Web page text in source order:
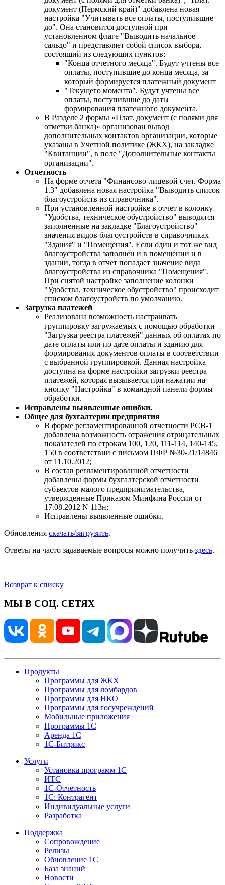
документ (Пермский край)" добавлена новая
настройка "Учитывать все оплаты, поступившие
до". Она становится доступной при
установленном флаге "Выводить начальное
сальдо" и представляет собой список выбора,
состоящий из следующих пунктов:
"Конца отчетного месяца". Будут учтены все
оплаты, поступившие до конца месяца, за
который формируется платежный документ
"Текущего момента". Будут учтены все
оплаты, поступившие до даты
формирования платежного документа.
В Разделе 2 формы «Плат. документ (с полями для
отметки банка)» организован вывод
дополнительных контактов организации, которые
указаны в Учетной политике (ЖКХ), на закладке
"Квитанции", в поле "Дополнительные контакты
организации".
Отчетность
На формe отчета "Финансово-лицевой счет. Форма
1.3" добавлена новая настройка "Выводить список
благоустройств из справочника".
При установленной настройке в отчет в колонку
"Удобства, техническое обустройство" выводятся
заполненные на закладке "Благоустройство"
значения видов благоустройств в справочниках
"Здания" и "Помещения". Если один и тот же вид
благоустройства заполнен и в помещении и в
здании, тогда в отчет попадает значение вида
благоустройства из справочника "Помещения".
При снятой настройке заполнение колонки
"Удобства, техническое обустройство" происходит
списком благоустройств по умолчанию.
Загрузка платежей
Реализована возможность настраивать
группировку загружаемых с помощью обработки
"Загрузка реестра платежей" данных об оплатах по
дате оплаты или по дате оплаты и зданию для
формирования документов оплаты в соответствии
с выбранной группировкой. Данная настройка
доступна на форме настройки загрузки реестра
платежей, которая вызывается при нажатии на
кнопку "Настройка" в командной панели формы
обработки.
Исправлены выявленные ошибки.
Общее для бухгалтерии предприятия
В форме регламентированной отчетности РСВ-1
добавлена возможность отражения отрицательных
показателей по строкам 100, 120, 111-114, 140-145,
150 в соответствии с письмом ПФР №30-21/14846
от 11.10.2012;
В состав регламентированной отчетности
добавлены формы бухгалтерской отчетности
субъектов малого предпринимательства,
утвержденные Приказом Минфина России от
17.08.2012 N 113н;
Исправлены выявленные ошибки.
Обновления скачать/загрузить.
Ответы на часто задаваемые вопросы можно получить здесь.
Возврат к списку
МЫ В СОЦ. СЕТЯХ
Продукты
Программы для ЖКХ
Программы для ломбардов
Программы для НКО
Программы для госучреждений
Мобильные приложения
Программы 1С
Аренда 1С
1С-Битрикс
Услуги
Установка программ 1С
ИТС
1С-Отчетность
1С: Контрагент
Индивидуальные услуги
Разработка
Поддержка
Сопровождение
Релизы
Обновление 1С
База знаний
Новости